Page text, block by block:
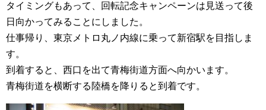
タイミングもあって、回転記念キャンペーンは見送って後
日向かってみることにしました。
仕事帰り、東京メトロ丸ノ内線に乗って新宿駅を目指しま
す。
到着すると、西口を出て青梅街道方面へ向かいます。
青梅街道を横断する陸橋を降りると到着です。